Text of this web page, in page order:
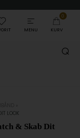
MENU
0
KURV
LOOK
& Skab Dit